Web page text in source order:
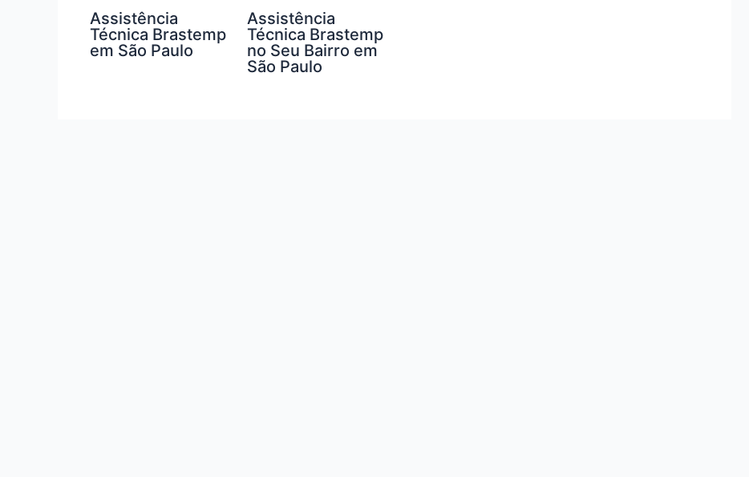
Assistência
Técnica Brastemp
em São Paulo
Assistência
Técnica Brastemp
no Seu Bairro em
São Paulo